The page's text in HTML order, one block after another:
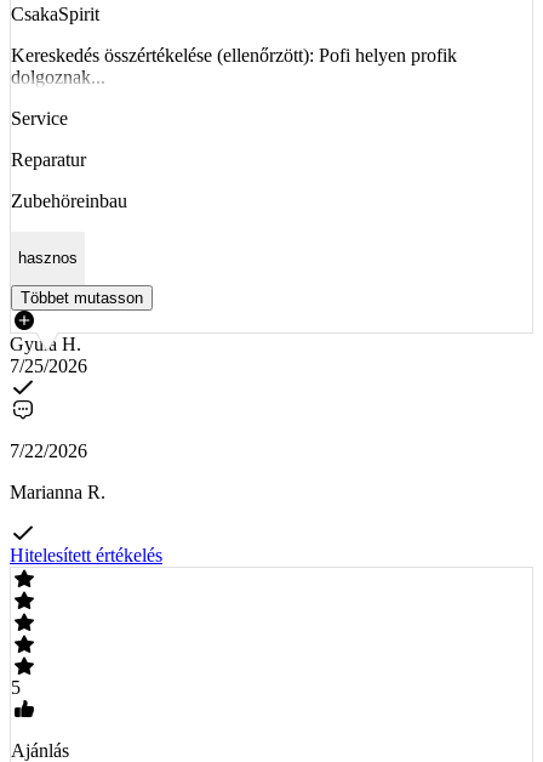
CsakaSpirit
Kereskedés összértékelése (ellenőrzött): Pofi helyen profik
dolgoznak...
Service
Reparatur
Zubehöreinbau
hasznos
Többet mutasson
Gyula H.
7/25/2026
7/22/2026
Marianna R.
Hitelesített értékelés
5
Ajánlás